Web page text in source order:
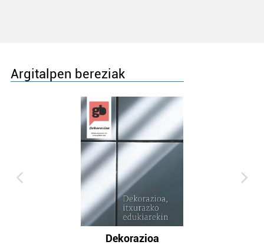
Argitalpen bereziak
Dekorazioa